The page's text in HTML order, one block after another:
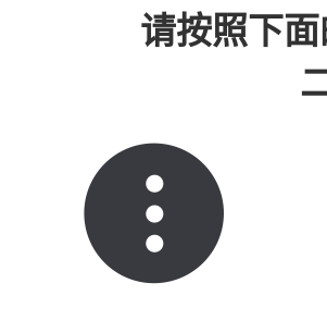
请按照下